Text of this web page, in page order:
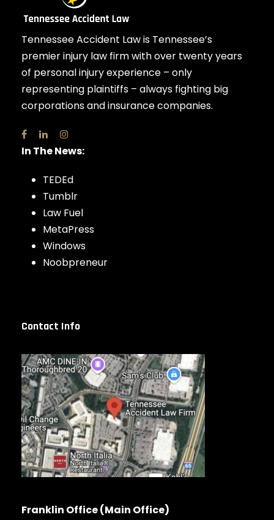
Tennessee Accident Law is Tennessee’s
premier injury law firm with over twenty years
of personal injury experience – only
representing plaintiffs – always fighting big
corporations and insurance companies.
In The News:
TEDEd
Tumblr
Law Fuel
MetaPress
Windows
Noobpreneur
Contact Info
Franklin Office (Main Office)